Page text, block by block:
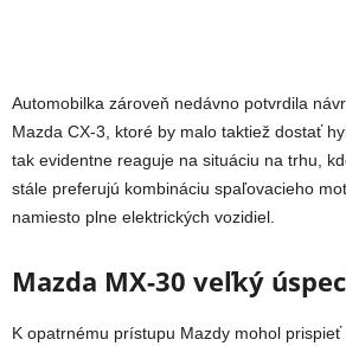
Automobilka zároveň nedávno potvrdila
Mazda CX-3, ktoré by malo taktiež dostať
tak evidentne reaguje na situáciu na trhu,
stále preferujú kombináciu spaľovacieho
namiesto plne elektrických vozidiel.
Mazda MX-30 veľký
K opatrnému prístupu Mazdy mohol prispieť